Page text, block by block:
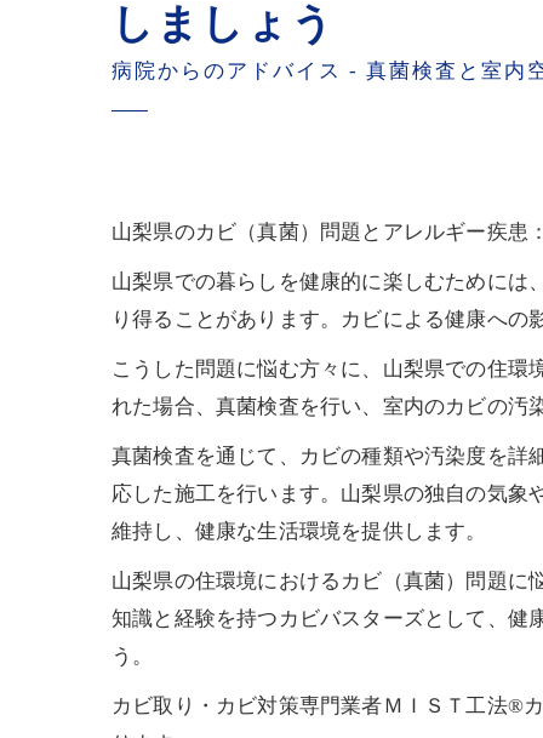
しましょう
病院からのアドバイス - 真菌検査と室内
山梨県のカビ（真菌）問題とアレルギー疾患
山梨県での暮らしを健康的に楽しむために
り得ることがあります。カビによる健康へ
こうした問題に悩む方々に、山梨県での住
れた場合、真菌検査を行い、室内のカビの汚
真菌検査を通じて、カビの種類や汚染度を詳
応した施工を行います。山梨県の独自の気
維持し、健康な生活環境を提供します。
山梨県の住環境におけるカビ（真菌）問題
知識と経験を持つカビバスターズとして、健
う。
カビ取り・カビ対策専門業者ＭＩＳＴ工法®